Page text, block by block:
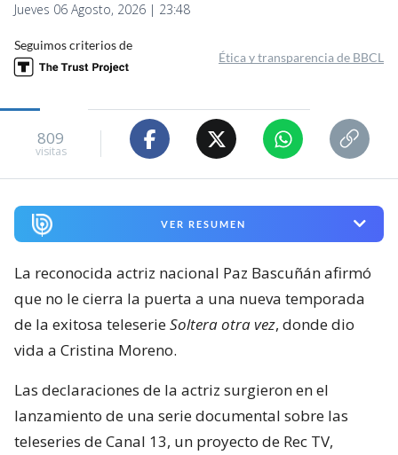
Jueves 06 Agosto, 2026 | 23:48
Seguimos criterios de
Ética y transparencia de BBCL
809
visitas
VER RESUMEN
La reconocida actriz nacional Paz Bascuñán afirmó
que no le cierra la puerta a una nueva temporada
de la exitosa teleserieSoltera otra vez, donde dio
vida a Cristina Moreno.
Las declaraciones de la actriz surgieron en el
lanzamiento de una serie documental sobre las
teleseries de Canal 13, un proyecto de Rec TV,